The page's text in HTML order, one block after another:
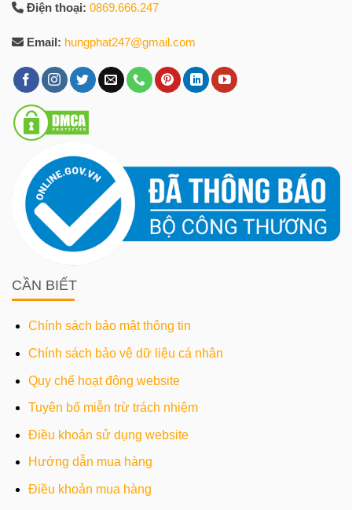
Điện thoại: 0869.666.247
Email: hungphat247@gmail.com
CẦN BIẾT
Chính sách bảo mật thông tin
Chính sách bảo vệ dữ liệu cá nhân
Quy chế hoạt động website
Tuyên bố miễn trừ trách nhiệm
Điều khoản sử dụng website
Hướng dẫn mua hàng
Điều khoản mua hàng